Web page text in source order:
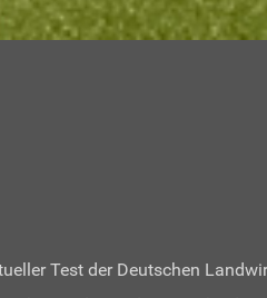
Test der Deutschen